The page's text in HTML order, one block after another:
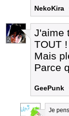
NekoKira
2
J'aime
TOUT
Mais
Parce
GeePunk
Je